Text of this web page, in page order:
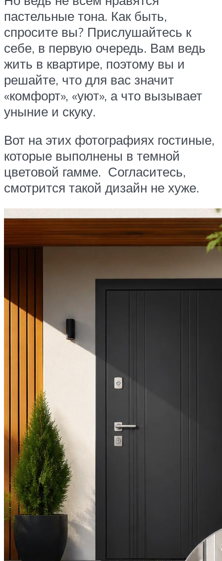
пастельные тона. Как быть,
спросите вы? Прислушайтесь к
себе, в первую очередь. Вам ведь
жить в квартире, поэтому вы и
решайте, что для вас значит
«комфорт», «уют», а что вызывает
уныние и скуку.
Вот на этих фотографиях гостиные,
которые выполнены в темной
цветовой гамме. Согласитесь,
смотрится такой дизайн не хуже.